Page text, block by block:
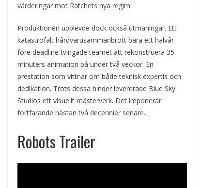
värderingar mot Ratchets nya regim.
Produktionen upplevde dock också utmaningar. Ett
katastrofalt hårdvarusammanbrott bara ett halvår
före deadline tvingade teamet att rekonstruera 35
minuters animation på under två veckor. En
prestation som vittnar om både teknisk expertis och
dedikation. Trots dessa hinder levererade Blue Sky
Studios ett visuellt mästerverk. Det imponerar
fortfarande nästan två decennier senare.
Robots Trailer